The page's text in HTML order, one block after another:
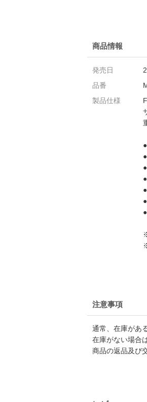
商品情報
発売日
品番
製品仕様
注意事項
通常、在庫があ
在庫がない場合
商品の返品及び